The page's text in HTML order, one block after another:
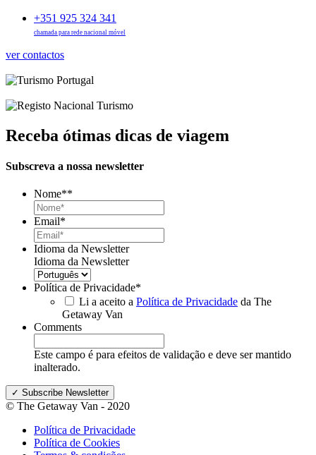
+351 925 324 341
chamada para rede nacional móvel
ver contactos
Receba ótimas dicas de viagem
Subscreva a nossa newsletter
Nome**
Email*
Idioma da Newsletter
Idioma da Newsletter
Política de Privacidade*
Li a aceito a Política de Privacidade da The
Getaway Van
Comments
Este campo é para efeitos de validação e deve ser mantido
inalterado.
© The Getaway Van - 2020
Política de Privacidade
Política de Cookies